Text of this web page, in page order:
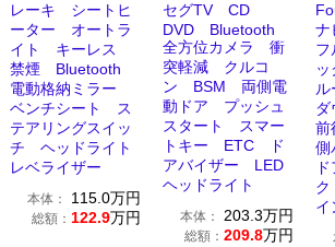
レーキ シートヒ
ーター オートラ
イト キーレス
禁煙 Bluetooth
電動格納ミラー
ベンチシート ス
テアリングスイッ
チ ヘッドライト
レベライザー
本体： 115.0万円
総額： 122.9万円
セグTV CD
DVD Bluetooth
全方位カメラ 衝
突軽減 クルコ
ン BSM 両側電
動ドア プッシュ
スタート スマー
トキー ETC ド
アバイザー LED
ヘッドライト
本体： 203.3万円
総額： 209.8万円
ナ
フ
前
側
ク
イ